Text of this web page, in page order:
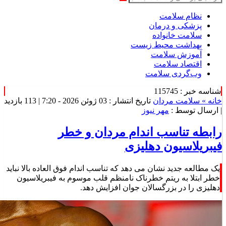
نظام سلامت
پزشکی و درمان
سلامت خانواده
بهداشت محیط زیست
آموزش سلامت
اقتصاد سلامت
وب‌گردی سلامت
شناسه خبر : 115745
خانه » سلامت مردان تاریخ انتشار : 03 ژوئن 2026 - 7:20 |
113 بازدید
| ارسال توسط : مهر نیوز
رابطه تناسب اندام مردان و خطر
فیبریلاسیون دهلیزی
یک مطالعه جدید نشان می دهد که تناسب اندام فوق العاده بالا نباید
خطر ابتلا به ریتم خطرناک نامنظم قلب موسوم به فیبریلاسیون
دهلیزی را در بزرگسالان جوان افزایش دهد.